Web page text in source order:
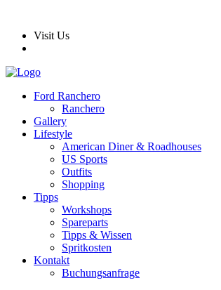
Visit Us
Ford Ranchero
Ranchero
Gallery
Lifestyle
American Diner & Roadhouses
US Sports
Outfits
Shopping
Tipps
Workshops
Spareparts
Tipps & Wissen
Spritkosten
Kontakt
Buchungsanfrage